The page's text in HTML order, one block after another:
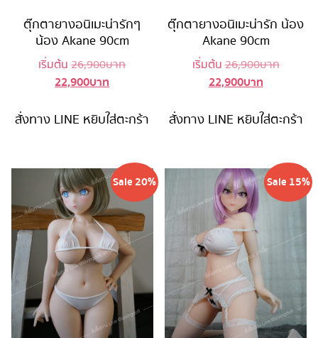
ตุ๊กตายางอนิเมะน่ารักๆ
น้อง Akane 90cm
เริ่มต้น26,900บาทOriginal
26,900 บาท.
22,900บาท
is:
สั่งทาง LINE หยิบใส่ตะกร้า
ตุ๊กตายางอนิเมะน่ารัก น้อง
Akane 90cm
เริ่มต้น26,900บาทOriginal
26,900
22,900บาทCurrent
is:
สั่งทาง LINE หยิบใส่ตะกร้า
Sale 20% Sale 15%